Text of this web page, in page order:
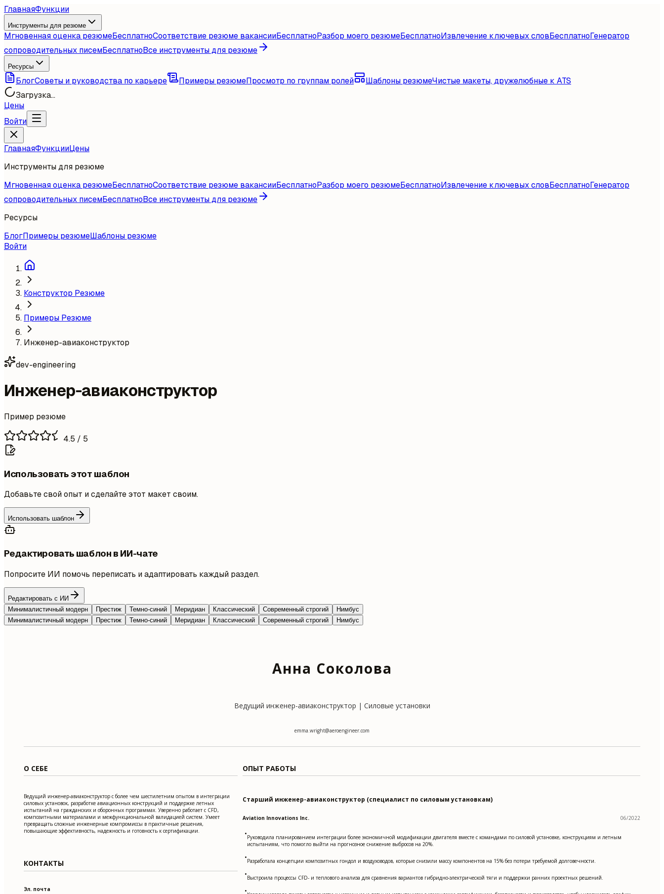
ГлавнаяФункции
Инструменты для резюме
Мгновенная оценка резюмеБесплатноСоответствие резюме вакансииБесплатноРазбор моего резюмеБесплатноИзвлечение ключевых словБесплатноГенератор
сопроводительных писемБесплатноВсе инструменты для резюме
Ресурсы
БлогСоветы и руководства по карьере Примеры резюмеПросмотр по группам ролей Шаблоны резюмеЧистые макеты, дружелюбные к ATS
Загрузка...
Цены
Войти
ГлавнаяФункцииЦены
Инструменты для резюме
Мгновенная оценка резюмеБесплатноСоответствие резюме вакансииБесплатноРазбор моего резюмеБесплатноИзвлечение ключевых словБесплатноГенератор
сопроводительных писемБесплатноВсе инструменты для резюме
Ресурсы
БлогПримеры резюмеШаблоны резюме
Войти
Конструктор Резюме
Примеры Резюме
Инженер-авиаконструктор
dev-engineering
Инженер-авиаконструктор
Пример резюме
4.5 / 5
Использовать этот шаблон
Добавьте свой опыт и сделайте этот макет своим.
Использовать шаблон
Редактировать шаблон в ИИ-чате
Попросите ИИ помочь переписать и адаптировать каждый раздел.
Редактировать с ИИ
Минималистичный модерн
Престиж Темно-синий Меридиан Классический Современный строгий
Нимбус
Минималистичный модерн
Престиж Темно-синий Меридиан Классический Современный строгий Нимбус
Анна Соколова
Ведущий инженер-авиаконструктор | Силовые установки
emma.wright@aeroengineer.com
О СЕБЕ
Ведущий инженер-авиаконструктор с более чем шестилетним опытом в интеграции
силовых установок, разработке авиационных конструкций и поддержке летных
испытаний на гражданских и оборонных программах. Уверенно работает с CFD,
композитными материалами и межфункциональной валидацией систем. Умеет
превращать сложные инженерные компромиссы в практичные решения,
повышающие эффективность, надежность и готовность к сертификации.
КОНТАКТЫ
Эл. почта
ОПЫТ РАБОТЫ
Старший инженер-авиаконструктор (специалист по силовым установкам)
Aviation Innovations Inc. 06/2022
•Руководила планированием интеграции более экономичной модификации двигателя вместе с командами по силовой установке, конструкциям и летным
испытаниям, что помогло выйти на прогнозное снижение выбросов на 20%.
•Разработала концепции композитных гондол и воздуховодов, которые снизили массу компонентов на 15% без потери требуемой долговечности.
•Выстроила процессы CFD- и теплового анализа для сравнения вариантов гибридно-электрической тяги и поддержки ранних проектных решений.
•